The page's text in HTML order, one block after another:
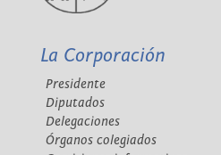
La Corporación
Presidente
Diputados
Delegaciones
Órganos colegiados